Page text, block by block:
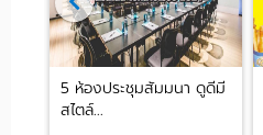
5 ห้องประชุมสัมมนา ดูดีมี
สไตล์...